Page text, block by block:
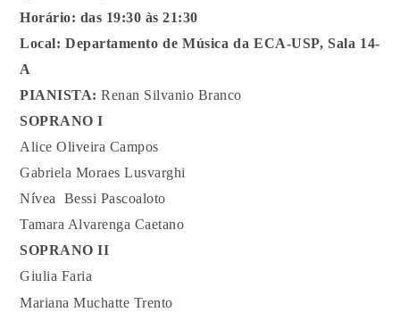
Horário: das 19:30 às 21:30
Local: Departamento de Música da ECA-USP, Sala 14-
A
PIANISTA:Renan Silvanio Branco
SOPRANO I
Alice Oliveira Campos
Gabriela Moraes Lusvarghi
Nívea Bessi Pascoaloto
Tamara Alvarenga Caetano
SOPRANO II
Giulia Faria
Mariana Muchatte Trento